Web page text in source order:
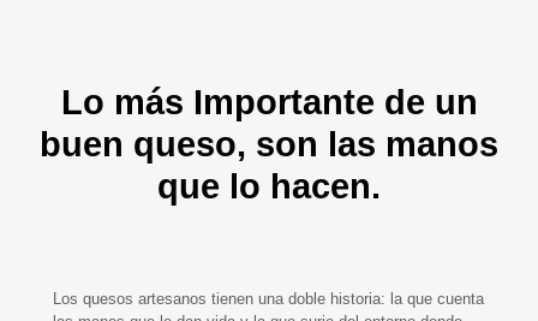
Lo más Importante de un
buen queso, son las manos
que lo hacen.
Los quesos artesanos tienen una doble historia: la que cuenta